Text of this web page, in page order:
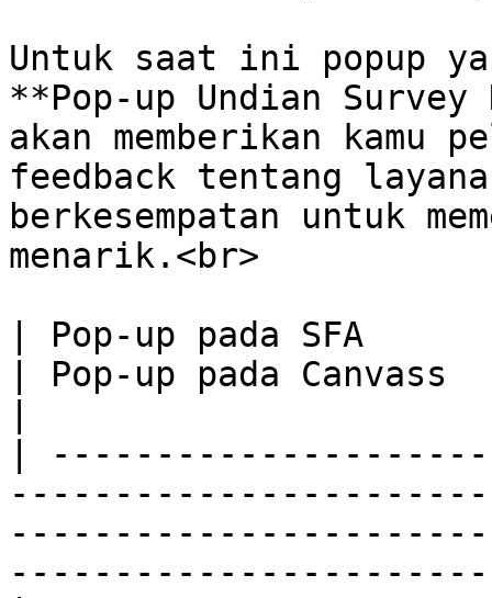
Untuk saat ini popup
**Pop-up Undian
akan memberikan kamu
feedback tentang
berkesempatan untuk
menarik.<br>
| Pop-up pada SFA
| Pop-up pada Canvass
|